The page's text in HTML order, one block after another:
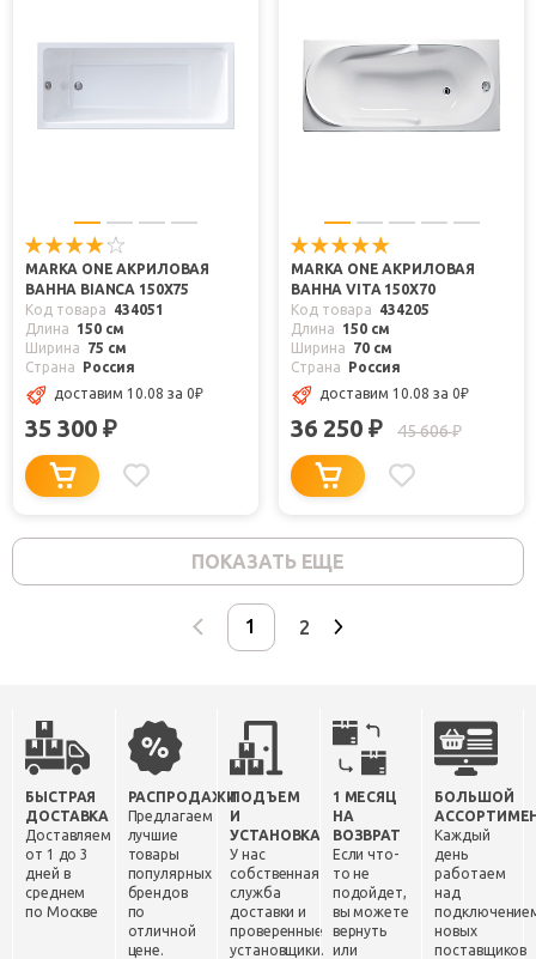
MARKA ONE АКРИЛОВАЯ
ВАННА BIANCA 150X75
Код товара
434051
Длина
150 см
Ширина
75 см
Страна
Россия
доставим 10.08 за 0₽
35 300 ₽
MARKA ONE АКРИЛОВАЯ
ВАННА VITA 150X70
Код товара
434205
Длина
150 см
Ширина
70 см
Страна
Россия
доставим 10.08 за 0₽
36 250 ₽ 45 606₽
ПОКАЗАТЬ ЕЩЕ
2
БЫСТРАЯ
ДОСТАВКА
Доставляем
от 1 до 3
дней в
среднем
по Москве
РАСПРОДАЖИ
Предлагаем
лучшие
товары
популярных
брендов
по
отличной
цене.
ПОДЪЕМ
И
УСТАНОВКА
У нас
собственная
служба
доставки и
проверенные
установщики.
1 МЕСЯЦ
НА
ВОЗВРАТ
Если что-
то не
подойдет,
вы можете
вернуть
или
БОЛЬШОЙ
Каждый
день
работаем
над
новых
поставщиков